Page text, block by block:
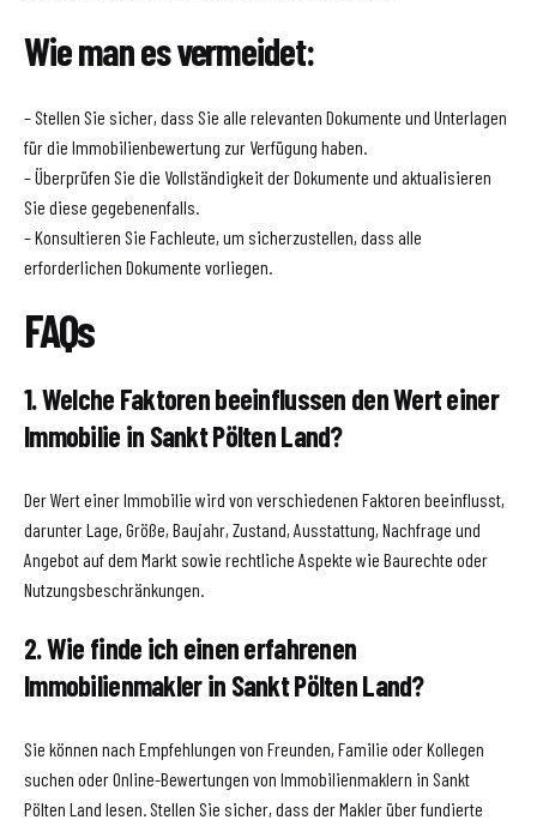
Wie man es vermeidet:
– Stellen Sie sicher, dass Sie alle relevanten Dokumente und Unterlagen
für die Immobilienbewertung zur Verfügung haben.
– Überprüfen Sie die Vollständigkeit der Dokumente und aktualisieren
Sie diese gegebenenfalls.
– Konsultieren Sie Fachleute, um sicherzustellen, dass alle
erforderlichen Dokumente vorliegen.
FAQs
1. Welche Faktoren beeinflussen den Wert einer
Immobilie in Sankt Pölten Land?
Der Wert einer Immobilie wird von verschiedenen Faktoren beeinflusst,
darunter Lage, Größe, Baujahr, Zustand, Ausstattung, Nachfrage und
Angebot auf dem Markt sowie rechtliche Aspekte wie Baurechte oder
Nutzungsbeschränkungen.
2. Wie finde ich einen erfahrenen
Immobilienmakler in Sankt Pölten Land?
Sie können nach Empfehlungen von Freunden, Familie oder Kollegen
suchen oder Online-Bewertungen von Immobilienmaklern in Sankt
Pölten Land lesen. Stellen Sie sicher, dass der Makler über fundierte